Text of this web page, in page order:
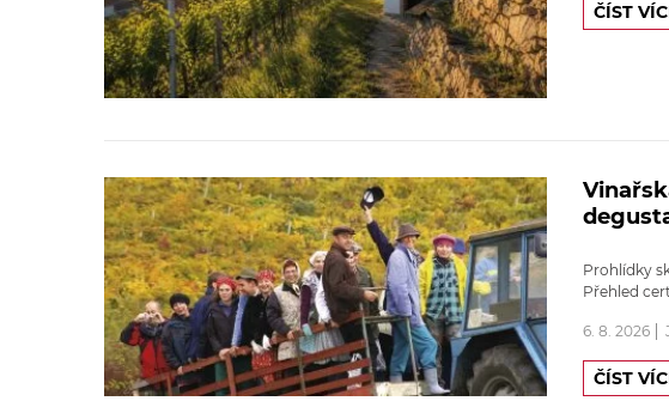
ČÍST
Prohlídky
Přehled
6. 8. 2026
ČÍST